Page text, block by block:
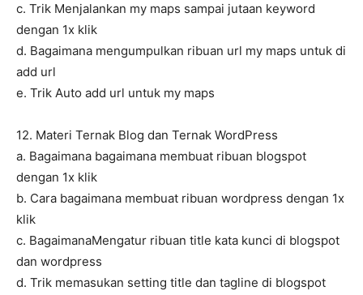
c. Trik Menjalankan my maps sampai jutaan keyword
dengan 1x klik
d. Bagaimana mengumpulkan ribuan url my maps untuk di
add url
e. Trik Auto add url untuk my maps
12. Materi Ternak Blog dan Ternak WordPress
a. Bagaimana bagaimana membuat ribuan blogspot
dengan 1x klik
b. Cara bagaimana membuat ribuan wordpress dengan 1x
klik
c. BagaimanaMengatur ribuan title kata kunci di blogspot
dan wordpress
d. Trik memasukan setting title dan tagline di blogspot